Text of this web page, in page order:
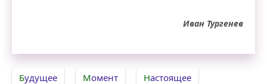
Иван Тургенев
Будущее Момент Настоящее